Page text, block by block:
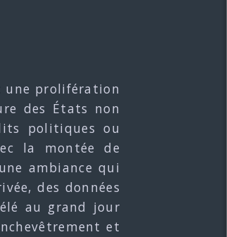
une prolifération
des États non
politiques ou
la montée de
ambiance qui
des données
au grand jour
et